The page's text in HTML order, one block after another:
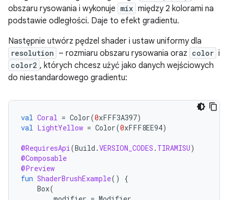
obszaru rysowania i wykonuje mix między 2 kolorami na
podstawie odległości. Daje to efekt gradientu.
Następnie utwórz pędzel shader i ustaw uniformy dla
resolution – rozmiaru obszaru rysowania oraz color i
color2 , których chcesz użyć jako danych wejściowych
do niestandardowego gradientu:
val Coral = Color(0xFFF3A397)
val LightYellow = Color(0xFFF8EE94)
@RequiresApi (Build .VERSION_CODES . TIRAMISU)
@Composable
@Preview
fun ShaderBrushExample()
{
Box(